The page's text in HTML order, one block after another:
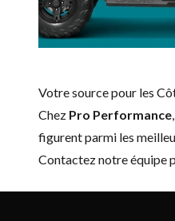
Votre source pour les
Chez Pro Performance
figurent parmi les
Contactez notre équipe